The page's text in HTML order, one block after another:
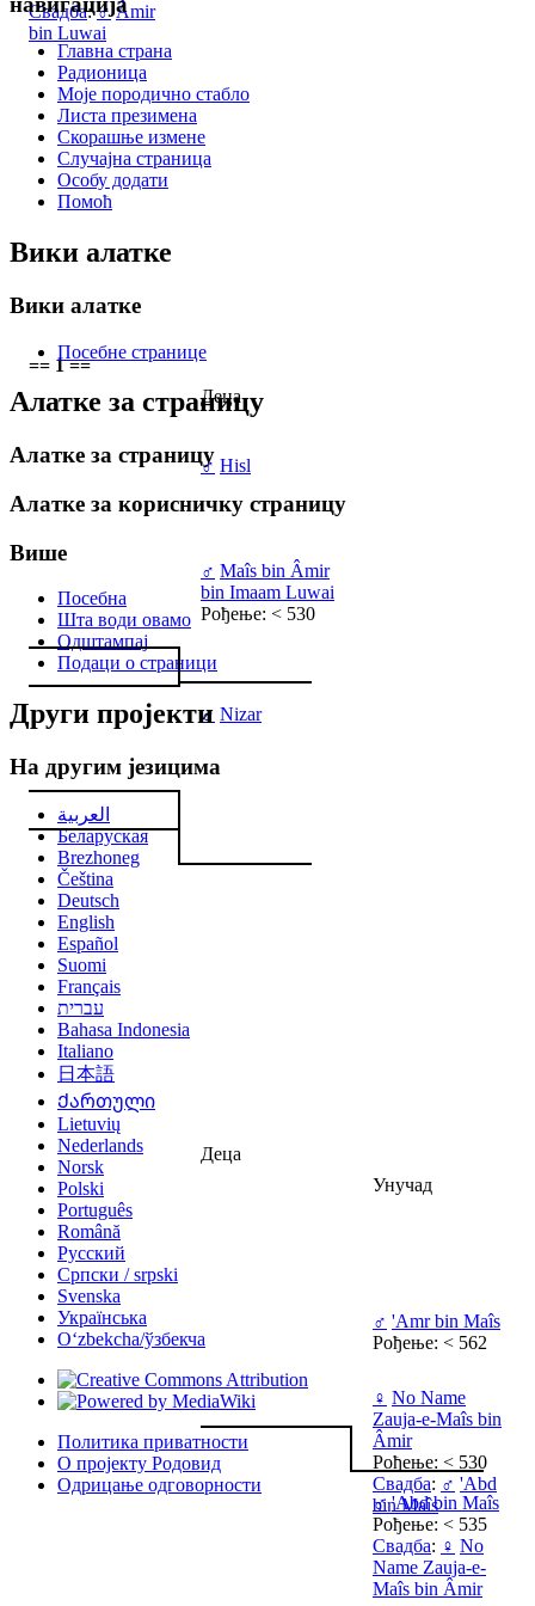
Свадба:♂ Âmir
bin Luwai
== 1 ==
Деца
♂ Hisl
♂ Maîs bin Âmir
bin Imaam Luwai
Рођење: < 530
♂ Nizar
Деца
Унучад
♂ 'Amr bin Maîs
Рођење: < 562
♀ No Name
Zauja-e-Maîs bin
Âmir
Рођење: < 530
Свадба: ♂ 'Abd
bin Maîs
♂ 'Abd bin Maîs
Рођење: < 535
Свадба: ♀ No
Name Zauja-e-
Maîs bin Âmir
Главна страна
Радионица
Моје породично стабло
Листа презимена
Скорашње измене
Случајна страница
Особу додати
Помоћ
Вики алатке
Вики алатке
Посебне странице
Алатке за страницу
Алатке за страницу
Алатке за корисничку страницу
Више
Посебна
Шта води овамо
Одштампај
Подаци о страници
Други пројекти
На другим језицима
العربية
Беларуская
Brezhoneg
Čeština
Deutsch
English
Español
Suomi
Français
עברית
Bahasa Indonesia
Italiano
日本語
Ქართული
Lietuvių
Nederlands
Norsk
Polski
Português
Română
Русский
Српски / srpski
Svenska
Українська
Oʻzbekcha/ўзбекча
Политика приватности
О пројекту Родовид
Одрицање одговорности